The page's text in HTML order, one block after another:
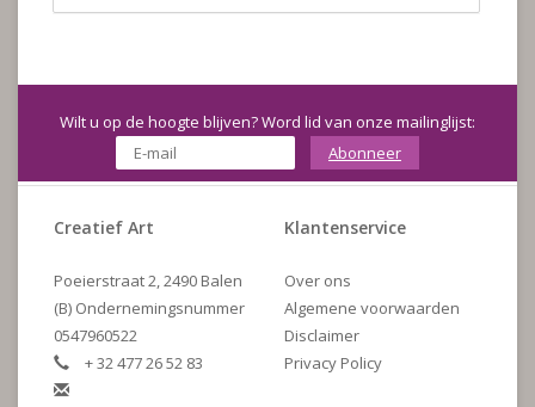
Wilt u op de hoogte blijven? Word lid van onze mailinglijst:
Abonneer
Creatief Art
Poeierstraat 2, 2490 Balen
(B) Ondernemingsnummer
0547960522
+ 32 477 26 52 83
Klantenservice
Over ons
Algemene voorwaarden
Disclaimer
Privacy Policy